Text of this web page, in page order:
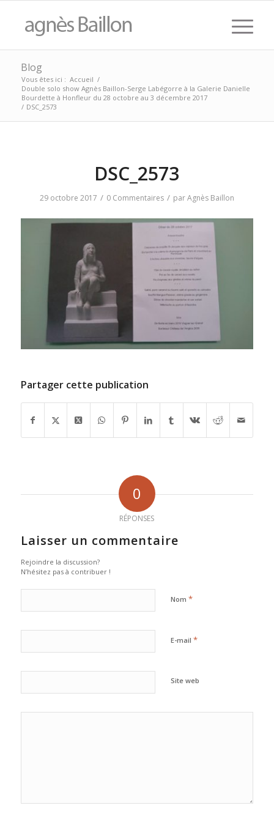
Blog
Vous êtes ici : Accueil /
Double solo show Agnès Baillon-Serge Labégorre à la Galerie Danielle
Bourdette à Honfleur du 28 octobre au 3 décembre 2017
/ DSC_2573
DSC_2573
29 octobre 2017 / 0 Commentaires / parAgnès Baillon
Partager cette publication
0
RÉPONSES
Laisser un commentaire
Rejoindre la discussion?
N’hésitez pas à contribuer !
Nom *
E-mail *
Site web